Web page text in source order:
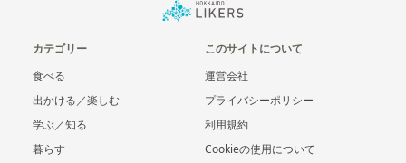
カテゴリー
食べる
出かける／楽しむ
学ぶ／知る
暮らす
このサイトについて
運営会社
プライバシーポリシー
利用規約
Cookieの使用について